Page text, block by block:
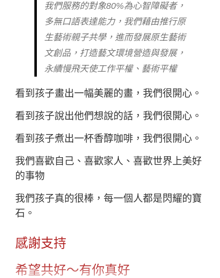
我們服務的對象80%為心智障礙者，
多無口語表達能力，我們藉由推行原
生藝術親子共學，進而發展原生藝術
文創品，打造藝文環境營造與發展，
永續慢飛天使工作平權、藝術平權
看到孩子畫出一幅美麗的畫，我們很開心。
看到孩子說出他們想說的話，我們很開心。
看到孩子煮出一杯香醇咖啡，我們很開心。
我們喜歡自己、喜歡家人、喜歡世界上美好
的事物
我們孩子真的很棒，每一個人都是閃耀的寶
石。
感謝支持
希望共好～有你真好